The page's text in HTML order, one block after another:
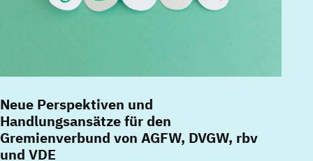
Neue Perspektiven und
Handlungsansätze für den
Gremienverbund von AGFW, DVGW, rbv
und VDE